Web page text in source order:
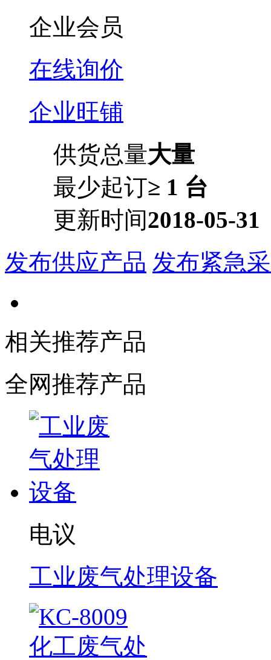
企业会员
在线询价
企业旺铺
供货总量大量
最少起订≥ 1 台
更新时间2018-05-31
发布供应产品 发布紧急
相关推荐产品
全网推荐产品
电议
工业废气处理设备